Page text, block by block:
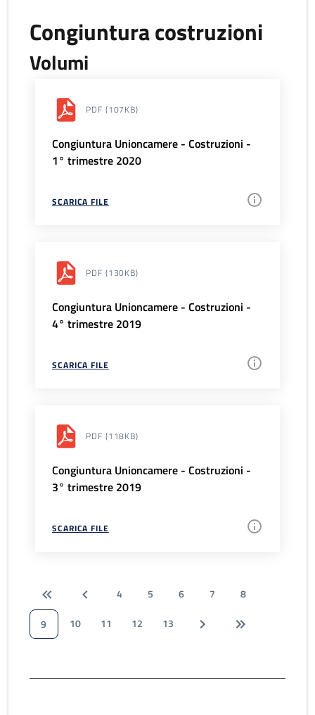
Congiuntura costruzioni
Volumi
PDF (107KB)
Congiuntura Unioncamere - Costruzioni -
1° trimestre 2020
SCARICA FILE
PDF (130KB)
Congiuntura Unioncamere - Costruzioni -
4° trimestre 2019
SCARICA FILE
PDF (118KB)
Congiuntura Unioncamere - Costruzioni -
3° trimestre 2019
SCARICA FILE
4 5 6 7
8
9
10 11 12 13